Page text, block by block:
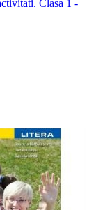
Clasa 1 -